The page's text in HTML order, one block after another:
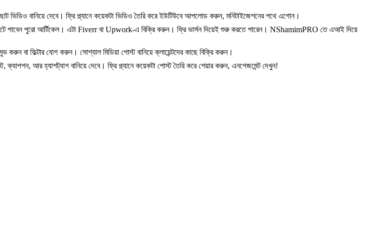
বানিয়ে দেবে। ফ্রি প্ল্যানে কয়েকটা ভিডিও তৈরি করে ইউটিউবে আপলোড করুন, মনিটাইজেশনের পথে এগোন।
পাবেন পুরো আর্টিকেল। এটা Fiverr বা Upwork-এ বিক্রি করুন। ফ্রি ভার্সন দিয়েই শুরু করতে পারেন। NShamimPRO তে এআই দিয়ে
বা ফিল্টার যোগ করুন। সোশ্যাল মিডিয়া পোস্ট বানিয়ে ক্লায়েন্টদের কাছে বিক্রি করুন।
আর হ্যাশট্যাগ বানিয়ে দেবে। ফ্রি প্ল্যানে কয়েকটা পোস্ট তৈরি করে শেয়ার করুন, এনগেজমেন্ট দেখুন!